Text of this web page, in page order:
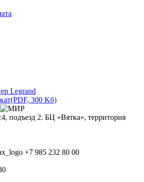
Legrand
(PDF, 300 Kб)
подъезд 2. БЦ «Вятка», территория
+7 985 232 80 00